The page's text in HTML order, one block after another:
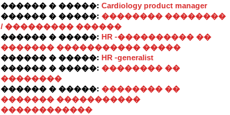
������ � �����: Cardiology product manager
������ � �����: �������� ��������
/ ��������� ������
������ � �����: HR -���������� ��
������� ����������� �����
������ � �����: HR -generalist
������ � �����: �������� ��
��������
������ � �����: �������� ��
������� �����������
������������